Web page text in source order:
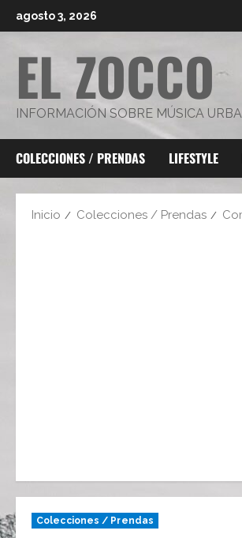
al
agosto 3, 2026
EL ZOCCO
INFORMACIÓN SOBRE MÚSICA
COLECCIONES / PRENDAS LIFESTYLE
Inicio Colecciones / Prendas
Colecciones / Prendas